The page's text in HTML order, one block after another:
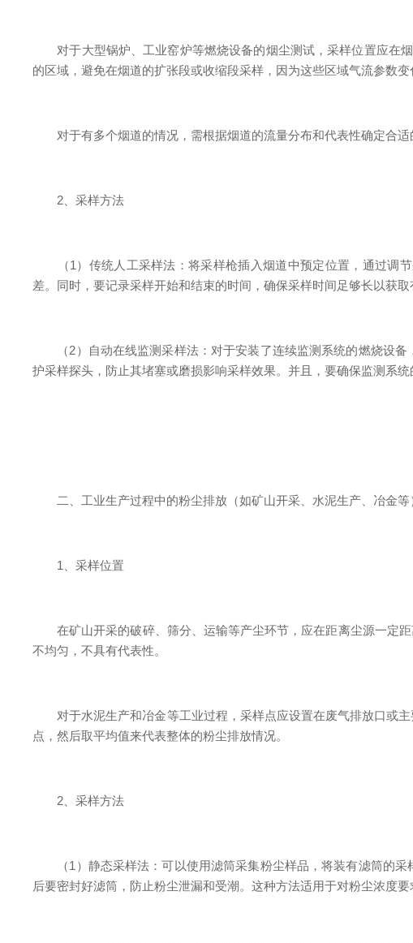
对于大型锅炉、工业窑炉等燃烧设备的烟尘测试，采样位置应在烟
的区域，避免在烟道的扩张段或收缩段采样，因为这些区域气流参数变
对于有多个烟道的情况，需根据烟道的流量分布和代表性确定合适
2、采样方法
（1）传统人工采样法：将采样枪插入烟道中预定位置，通过调节
差。同时，要记录采样开始和结束的时间，确保采样时间足够长以获
（2）自动在线监测采样法：对于安装了连续监测系统的燃烧设备
护采样探头，防止其堵塞或磨损影响采样效果。并且，要确保监测系
二、工业生产过程中的粉尘排放（如矿山开采、水泥生产、冶金等
1、采样位置
在矿山开采的破碎、筛分、运输等产尘环节，应在距离尘源一定距
不均匀，不具有代表性。
对于水泥生产和冶金等工业过程，采样点应设置在废气排放口或主
点，然后取平均值来代表整体的粉尘排放情况。
2、采样方法
（1）静态采样法：可以使用滤筒采集粉尘样品，将装有滤筒的采
后要密封好滤筒，防止粉尘泄漏和受潮。这种方法适用于对粉尘浓度